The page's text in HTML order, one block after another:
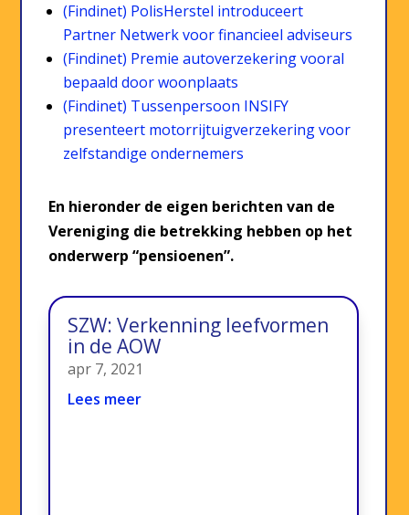
(Findinet) PolisHerstel introduceert
Partner Netwerk voor financieel adviseurs
(Findinet) Premie autoverzekering vooral
bepaald door woonplaats
(Findinet) Tussenpersoon INSIFY
presenteert motorrijtuigverzekering voor
zelfstandige ondernemers
En hieronder de eigen berichten van de
Vereniging die betrekking hebben op het
onderwerp “pensioenen”.
SZW: Verkenning leefvormen
in de AOW
apr 7, 2021
Lees meer